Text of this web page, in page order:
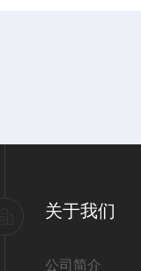
关于我们
公司简介